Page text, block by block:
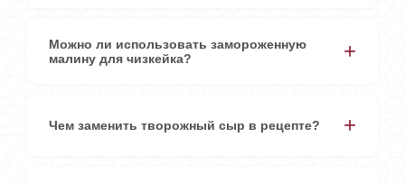
Можно ли использовать замороженную
малину для чизкейка?
Чем заменить творожный сыр в рецепте?